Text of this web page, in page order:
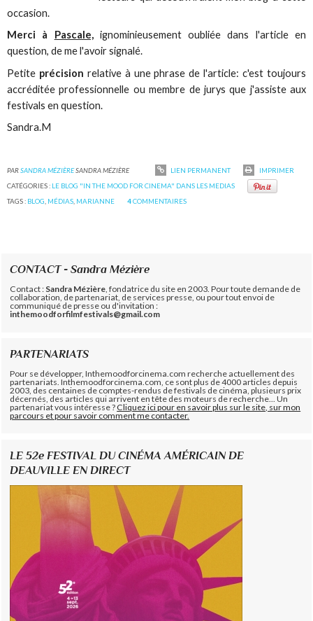
occasion.
Merci à
Pascale,ignominieusement oubliée dans l'article en
question, de me l'avoir signalé.
Petite précision relative à une phrase de l'article: c'est toujours
accréditée professionnelle ou membre de jurys que j'assiste aux
festivals en question.
Sandra.M
PARSANDRA MÉZIÈRESANDRA MÉZIÈRE LIEN PERMANENT
IMPRIMER
CATÉGORIES : LE BLOG "IN THE MOOD FOR CINEMA" DANS LES MEDIAS
TAGS : BLOG MÉDIAS MARIANNE 4COMMENTAIRES
CONTACT - Sandra Mézière
Contact : Sandra Mézière , fondatrice du site en 2003. Pour toute demande de
collaboration, de partenariat, de services presse, ou pour tout envoi de
communiqué de presse ou d'invitation :
inthemoodforfilmfestivals@gmail.com
PARTENARIATS
Pour se développer, Inthemoodforcinema.com recherche actuellement des
partenariats. Inthemoodforcinema.com, ce sont plus de 4000 articles depuis
2003, des centaines de comptes-rendus de festivals de cinéma, plusieurs prix
décernés, des articles qui arrivent en tête des moteurs de recherche... Un
partenariat vous intéresse ?Cliquez ici pour en savoir plus sur le site, sur mon
parcours et pour savoir comment me contacter.
LE 52e FESTIVAL DU CINÉMA AMÉRICAIN DE
DEAUVILLE EN DIRECT